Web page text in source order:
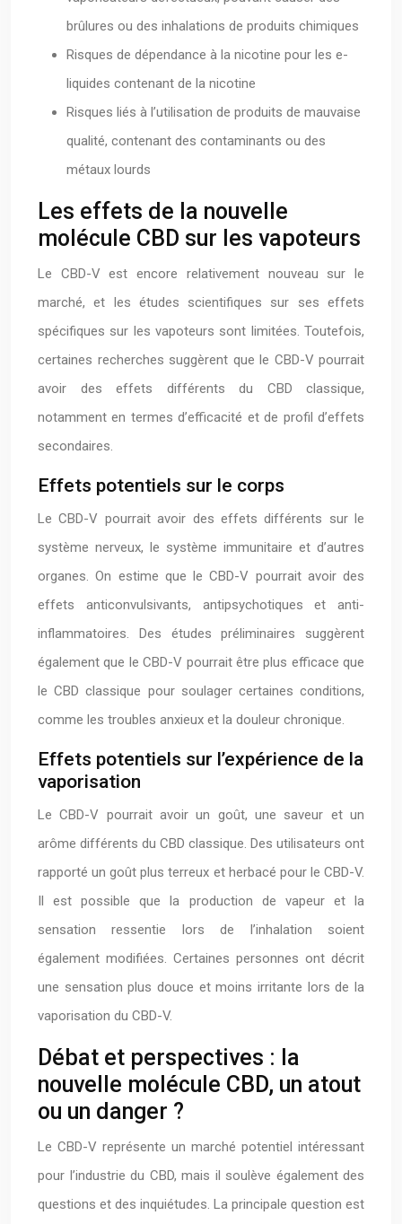
brûlures ou des inhalations de produits chimiques
Risques de dépendance à la nicotine pour les e-
liquides contenant de la nicotine
Risques liés à l’utilisation de produits de mauvaise
qualité, contenant des contaminants ou des
métaux lourds
Les effets de la nouvelle
molécule CBD sur les vapoteurs
Le CBD-V est encore relativement nouveau sur le
marché, et les études scientifiques sur ses effets
spécifiques sur les vapoteurs sont limitées. Toutefois,
certaines recherches suggèrent que le CBD-V pourrait
avoir des effets différents du CBD classique,
notamment en termes d’efficacité et de profil d’effets
secondaires.
Effets potentiels sur le corps
Le CBD-V pourrait avoir des effets différents sur le
système nerveux, le système immunitaire et d’autres
organes. On estime que le CBD-V pourrait avoir des
effets anticonvulsivants, antipsychotiques et anti-
inflammatoires. Des études préliminaires suggèrent
également que le CBD-V pourrait être plus efficace que
le CBD classique pour soulager certaines conditions,
comme les troubles anxieux et la douleur chronique.
Effets potentiels sur l’expérience de la
vaporisation
Le CBD-V pourrait avoir un goût, une saveur et un
arôme différents du CBD classique. Des utilisateurs ont
rapporté un goût plus terreux et herbacé pour le CBD-V.
Il est possible que la production de vapeur et la
sensation ressentie lors de l’inhalation soient
également modifiées. Certaines personnes ont décrit
une sensation plus douce et moins irritante lors de la
vaporisation du CBD-V.
Débat et perspectives : la
nouvelle molécule CBD, un atout
ou un danger ?
Le CBD-V représente un marché potentiel intéressant
pour l’industrie du CBD, mais il soulève également des
questions et des inquiétudes. La principale question est